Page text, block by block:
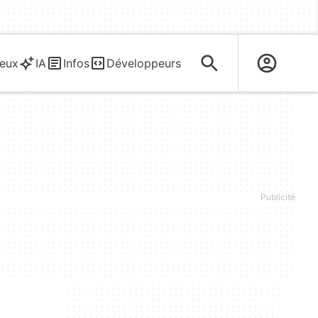
IA Infos Développeurs